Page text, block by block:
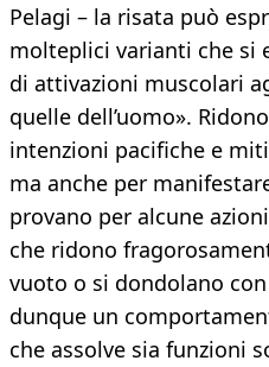
Pelagi – la risata può
molteplici varianti che si
di attivazioni muscolari
quelle dell’uomo».
intenzioni pacifiche e
ma anche per
provano per alcune
che ridono
vuoto o si dondolano con
dunque un
che assolve sia funzioni